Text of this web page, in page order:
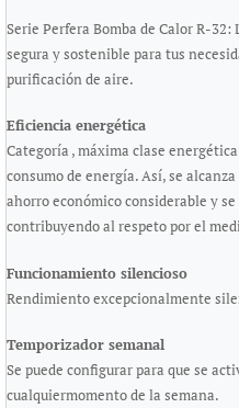
Serie Perfera Bomba de Calor R-
segura y sostenible para tus
purificación de aire.
Eficiencia energética
Categoría , máxima clase
consumo de energía. Así, se
ahorro económico considerable y
contribuyendo al respeto por el
Funcionamiento silencioso
Rendimiento excepcionalmente
Temporizador semanal
Se puede configurar para que se
cualquiermomento de la semana.